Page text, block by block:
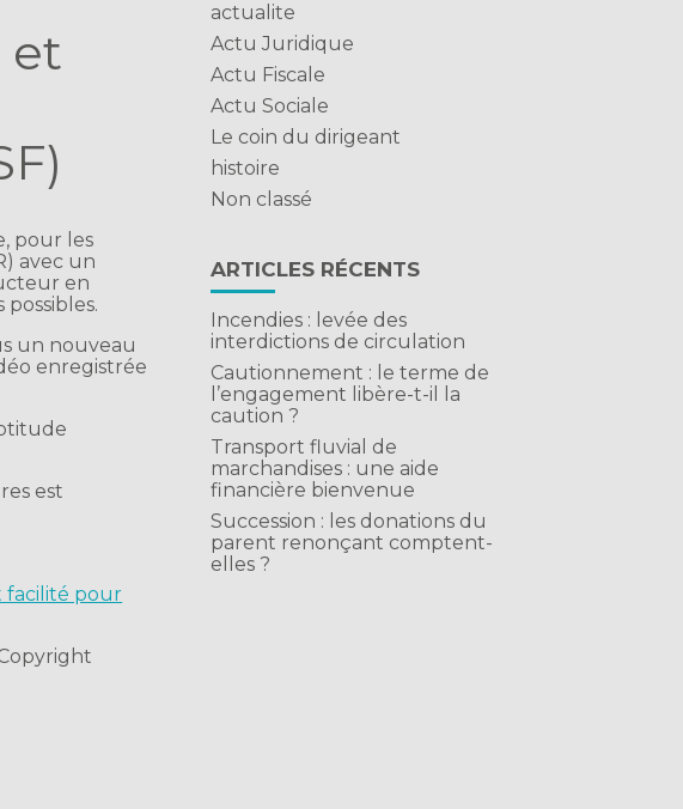
et
pour les
avec un
en
un nouveau
enregistrée
est
facilité pour
actualite
Actu Juridique
Actu Fiscale
Actu Sociale
Le coin du dirigeant
histoire
Non classé
ARTICLES RÉCENTS
Incendies : levée des
interdictions de circulation
Cautionnement : le terme de
l’engagement libère-t-il la
caution ?
Transport fluvial de
marchandises : une aide
financière bienvenue
Succession : les donations du
parent renonçant comptent-
elles ?